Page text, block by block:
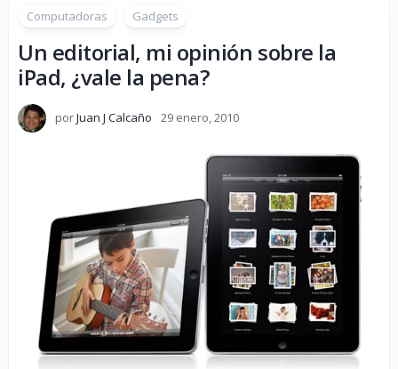
Computadoras Gadgets
Un editorial, mi opinión sobre la
iPad, ¿vale la pena?
porJuan J Calcaño 29 enero, 2010